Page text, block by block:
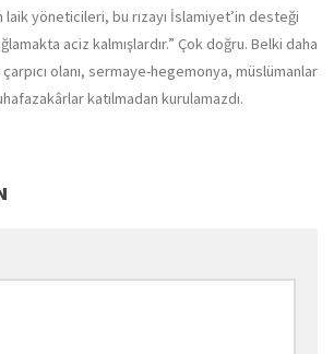
laik yöneticileri, bu rızayı İslamiyet’in desteği
aciz kalmışlardır.” Çok doğru. Belki daha
olanı, sermaye-hegemonya, müslümanlar
katılmadan kurulamazdı.